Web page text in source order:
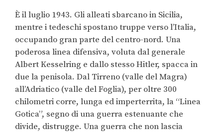
È il luglio 1943. Gli alleati sbarcano in Sicilia,
mentre i tedeschi spostano truppe verso l’Italia,
occupando gran parte del centro-nord. Una
poderosa linea difensiva, voluta dal generale
Albert Kesselring e dallo stesso Hitler, spacca in
due la penisola. Dal Tirreno (valle del Magra)
all’Adriatico (valle del Foglia), per oltre 300
chilometri corre, lunga ed imperterrita, la “Linea
Gotica”, segno di una guerra estenuante che
divide, distrugge. Una guerra che non lascia